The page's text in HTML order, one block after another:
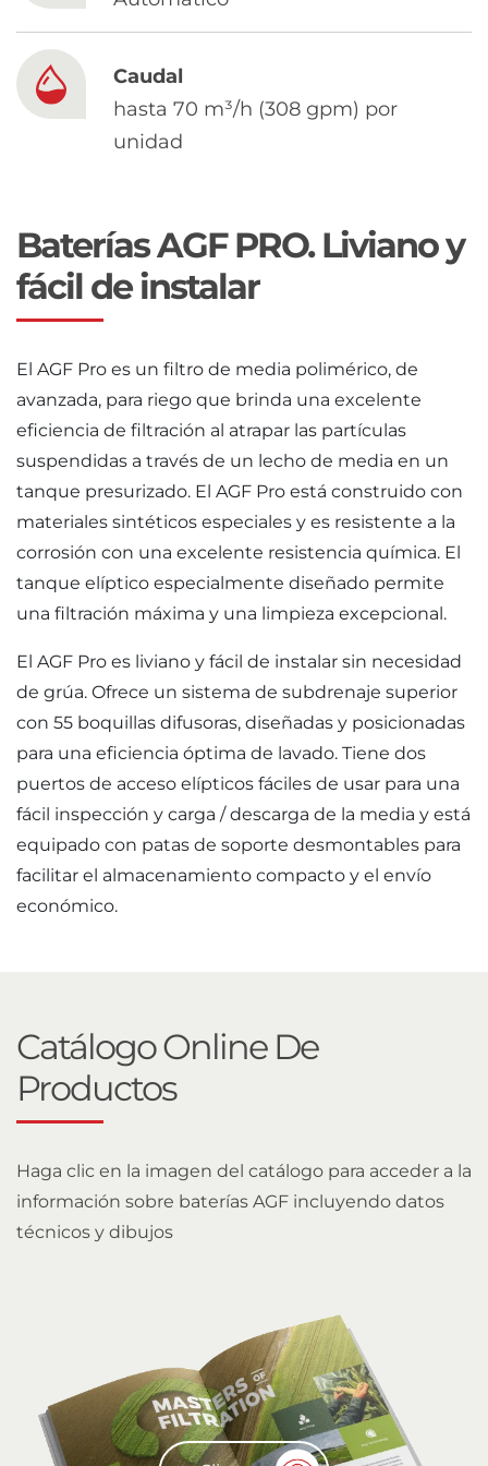
Caudal
hasta 70 m³/h (308 gpm) por
unidad
Baterías AGF PRO. Liviano y
fácil de instalar
El AGF Pro es un filtro de media polimérico, de
avanzada, para riego que brinda una excelente
eficiencia de filtración al atrapar las partículas
suspendidas a través de un lecho de media en un
tanque presurizado. El AGF Pro está construido con
materiales sintéticos especiales y es resistente a la
corrosión con una excelente resistencia química. El
tanque elíptico especialmente diseñado permite
una filtración máxima y una limpieza excepcional.
El AGF Pro es liviano y fácil de instalar sin necesidad
de grúa. Ofrece un sistema de subdrenaje superior
con 55 boquillas difusoras, diseñadas y posicionadas
para una eficiencia óptima de lavado. Tiene dos
puertos de acceso elípticos fáciles de usar para una
fácil inspección y carga / descarga de la media y está
equipado con patas de soporte desmontables para
facilitar el almacenamiento compacto y el envío
económico.
Catálogo Online De
Productos
Haga clic en la imagen del catálogo para acceder a la
información sobre baterías AGF incluyendo datos
técnicos y dibujos